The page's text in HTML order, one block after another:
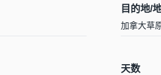
目的地/
加拿大草
天数